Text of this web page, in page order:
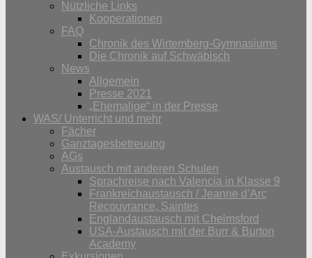
Nützliche Links
Kooperationen
FAQ
Chronik des Wirtemberg-Gymnasiums
Die Chronik auf Schwäbisch
News
Allgemein
Presse 2021
„Ehemalige“ in der Presse
WAS/ Unterricht und mehr
Fächer
Ganztagesbetreuung
AGs
Austausch mit anderen Schulen
Sprachreise nach Valencia in Klasse 9
Frankreichaustausch / Jeanne d’Arc
Recouvrance, Saintes
Englandaustausch mit Chelmsford
USA-Austausch mit der Burr & Burton
Academy